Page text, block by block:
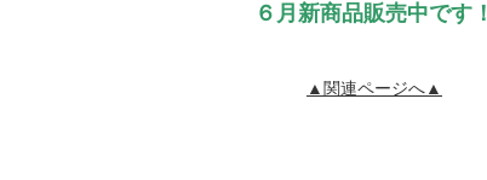
６月新商品販売中です！
▲関連ページへ▲